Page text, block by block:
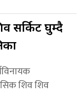
सर्किट घुम्दै
शिव शिव